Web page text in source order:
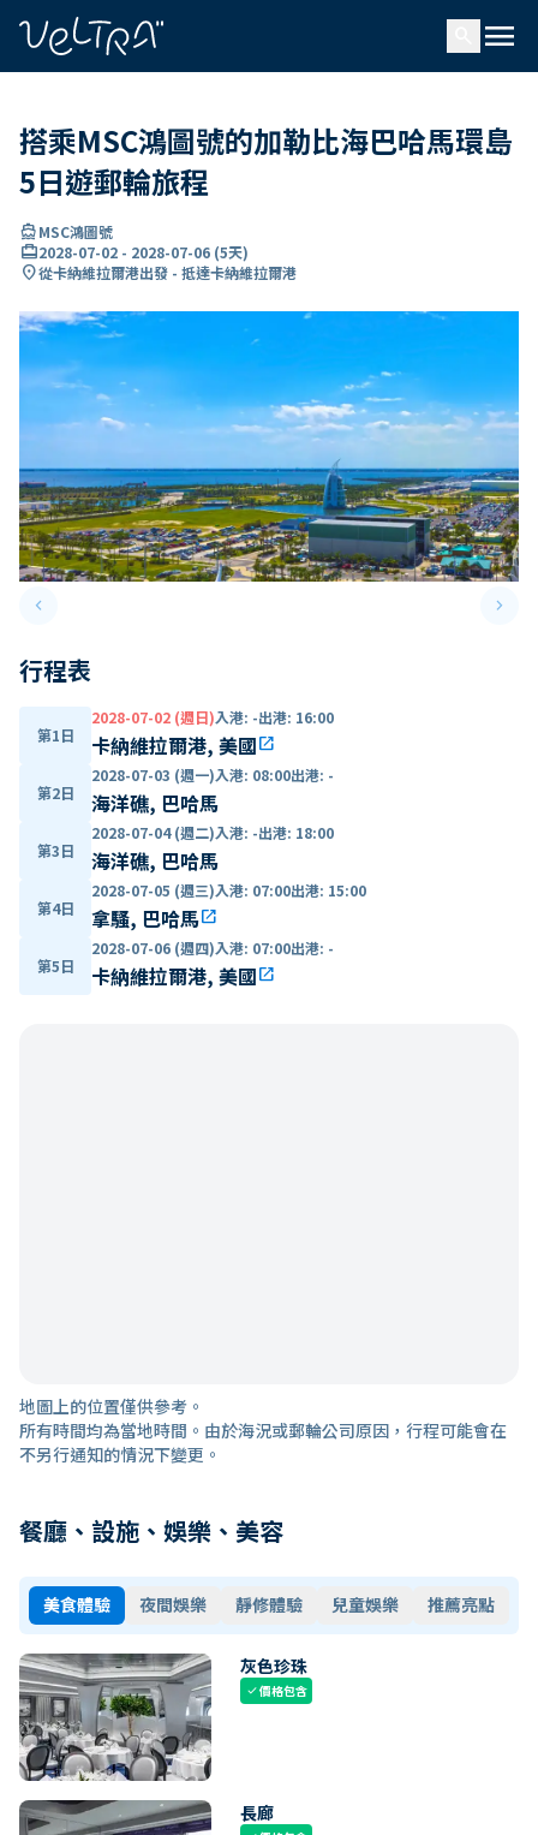
menu
搭乘MSC鴻圖號的加勒比海巴哈馬環島
5日遊郵輪旅程
directions_boatMSC鴻圖號
card_travel2028-07-02 - 2028-07-06 (5天)
location_on從卡納維拉爾港出發 - 抵達卡納維拉爾港
keyboard_arrow_leftPrevious slide keyboard_arrow_right
行程表
第1日
2028-07-02 (週日)入港: -出港: 16:00
卡納維拉爾港, 美國open_in_new
第2日
2028-07-03 (週一)入港: 08:00出港: -
海洋礁, 巴哈馬
第3日
2028-07-04 (週二)入港: -出港: 18:00
海洋礁, 巴哈馬
第4日
2028-07-05 (週三)入港: 07:00出港: 15:00
拿騷, 巴哈馬open_in_new
第5日
2028-07-06 (週四)入港: 07:00出港: -
卡納維拉爾港, 美國open_in_new
地圖上的位置僅供參考。
所有時間均為當地時間。由於海況或郵輪公司原因，行程可能會在
不另行通知的情況下變更。
餐廳、設施、娛樂、美容
美食體驗 夜間娛樂 靜修體驗 兒童娛樂 推薦亮點
灰色珍珠
check價格包含
長廊